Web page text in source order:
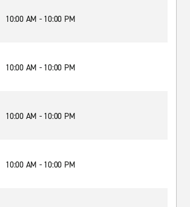
10:00 AM - 10:00 PM
10:00 AM - 10:00 PM
10:00 AM - 10:00 PM
10:00 AM - 10:00 PM